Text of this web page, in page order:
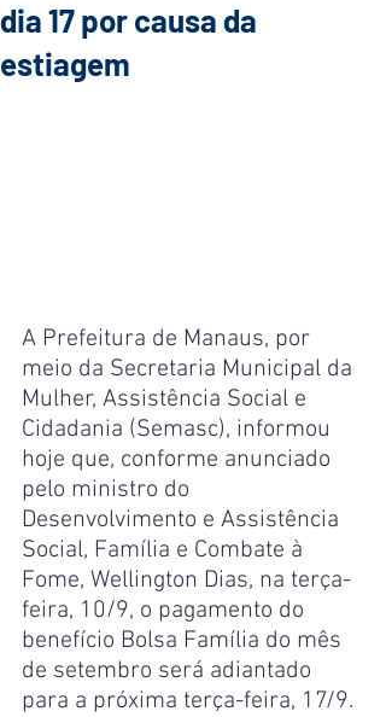
dia 17 por causa da
estiagem
A Prefeitura de Manaus, por
meio da Secretaria Municipal da
Mulher, Assistência Social e
Cidadania (Semasc), informou
hoje que, conforme anunciado
pelo ministro do
Desenvolvimento e Assistência
Social, Família e Combate à
Fome, Wellington Dias, na terça-
feira, 10/9, o pagamento do
benefício Bolsa Família do mês
de setembro será adiantado
para a próxima terça-feira, 17/9.